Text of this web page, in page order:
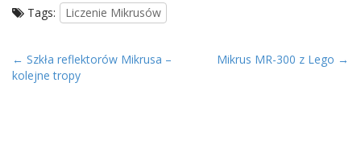
Tags: Liczenie Mikrusów
P
o
← Szkła reflektorów Mikrusa –
kolejne tropy
Mikrus MR-300 z Lego →